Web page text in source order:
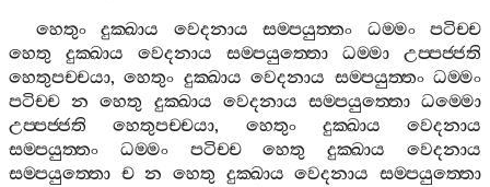
හෙතුං
දුක‍්ඛාය වෙදනාය සම‍්පයුත‍්තං ධම‍්මං
පටිච‍්ච
හෙතු
දුක‍්ඛාය වෙදනාය සම‍්පයුත‍්තො ධම‍්මා
උප‍්පජ‍්ජති
හෙතුපච‍්චයා,හෙතුං දුක‍්ඛාය වෙදනාය සම‍්පයුත‍්තං ධම‍්මං
පටිච‍්ච න හෙතු දුක‍්ඛාය වෙදනාය සම‍්පයුත‍්තො ධම‍්මො
උප‍්පජ‍්ජති
හෙතුපච‍්චයා, හෙතුං දුක‍්ඛාය
වෙදනාය
සම‍්පයුත‍්තං
ධම‍්මං පටිච‍්ච හෙතු දුක‍්ඛාය
වෙදනාය
සම‍්පයුත‍්තො ච න හෙතු දුක‍්ඛාය වෙදනාය සම‍්පයුත‍්තො